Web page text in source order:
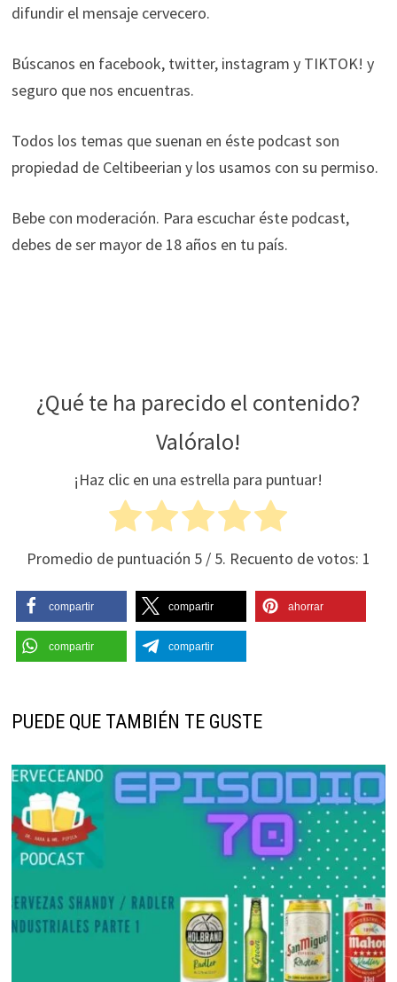
difundir el mensaje cervecero.
Búscanos en facebook, twitter, instagram y TIKTOK! y
seguro que nos encuentras.
Todos los temas que suenan en éste podcast son
propiedad de Celtibeerian y los usamos con su permiso.
Bebe con moderación. Para escuchar éste podcast,
debes de ser mayor de 18 años en tu país.
¿Qué te ha parecido el contenido?
Valóralo!
¡Haz clic en una estrella para puntuar!
Promedio de puntuación 5/ 5. Recuento de votos: 1
compartir compartir ahorrar
compartir compartir
PUEDE QUE TAMBIÉN TE GUSTE